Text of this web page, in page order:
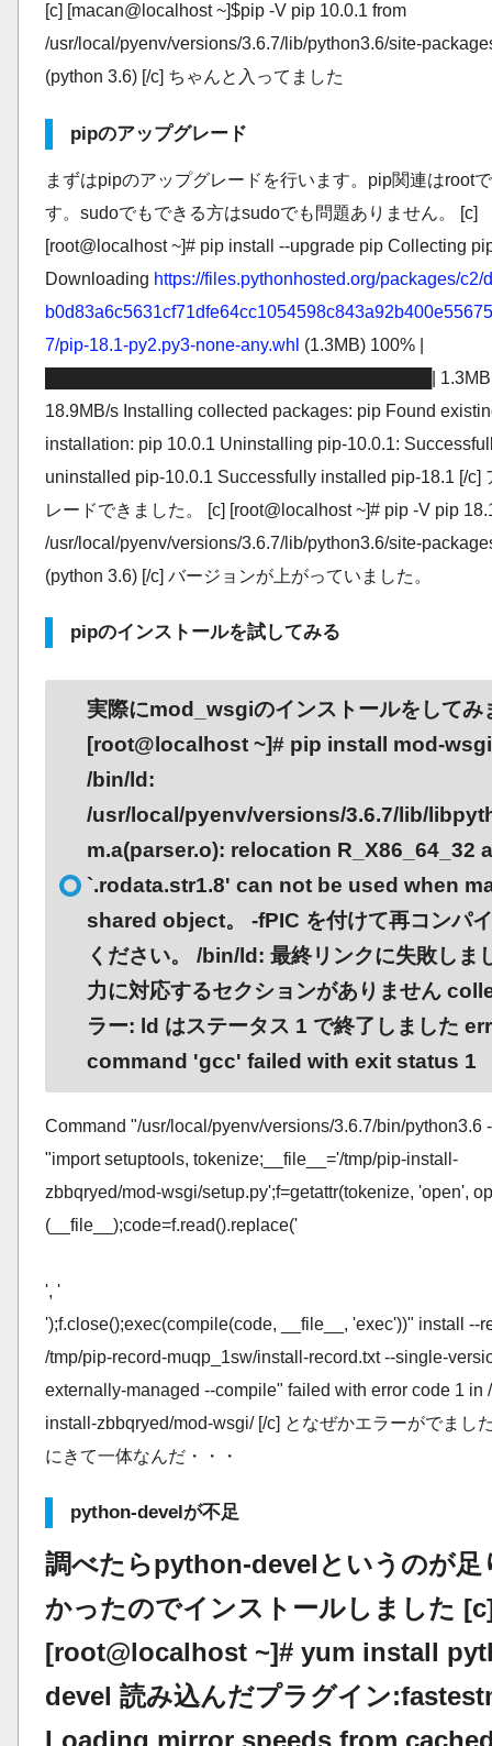
[c] [macan@localhost ~]$pip -V pip 10.0.1 from
/usr/local/pyenv/versions/3.6.7/lib/python3.6/site-
(python 3.6) [/c] ちゃんと入ってました
pipのアップグレード
まずはpipのアップグレードを行います。pip関連はroot
す。sudoでもできる方はsudoでも問題ありません。 [c]
[root@localhost ~]# pip install --upgrade pip Collecting
Downloading https://files.pythonhosted.org/packages/c2/
7/pip-18.1-py2.py3-none-any.whl (1.3MB) 100% |
████████████████████████████████| 1.3MB
18.9MB/s Installing collected packages: pip Found
installation: pip 10.0.1 Uninstalling pip-10.0.1:
uninstalled pip-10.0.1 Successfully installed pip-18.1 [/c]
レードできました。 [c] [root@localhost ~]# pip -V pip
/usr/local/pyenv/versions/3.6.7/lib/python3.6/site-
(python 3.6) [/c] バージョンが上がっていました。
pipのインストールを試してみる
実際にmod_wsgiのインストールをしてみ
[root@localhost ~]# pip install mod-wsgi
/bin/ld:
/usr/local/pyenv/versions/3.6.7/lib/
m.a(parser.o): relocation R_X86_64_32
`.rodata.str1.8' can not be used when
shared object。 -fPIC を付けて再コンパ
ください。 /bin/ld: 最終リンクに失敗しま
力に対応するセクションがありません
ラー: ld はステータス 1 で終了しました
command 'gcc' failed with exit status 1
Command "/usr/local/pyenv/versions/3.6.7/bin/python3.6
"import setuptools, tokenize;__file__='/tmp/pip-install-
zbbqryed/mod-wsgi/setup.py';f=getattr(tokenize, 'open',
(__file__);code=f.read().replace('
', '
');f.close();exec(compile(code, __file__, 'exec'))" install --
/tmp/pip-record-muqp_1sw/install-record.txt --single-
externally-managed --compile" failed with error code 1 in
install-zbbqryed/mod-wsgi/ [/c] となぜかエラーがでまし
にきて一体なんだ・・・
python-develが不足
調べたらpython-develというのが足
かったのでインストールしました
[root@localhost ~]# yum install
devel 読み込んだプラグイン
Loading mirror speeds from